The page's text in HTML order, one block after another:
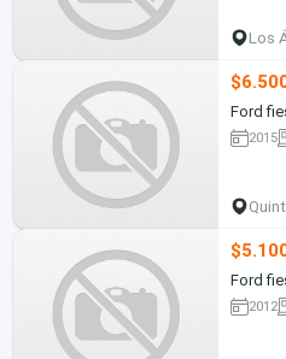
Los
Ford
2015
Ford
2012